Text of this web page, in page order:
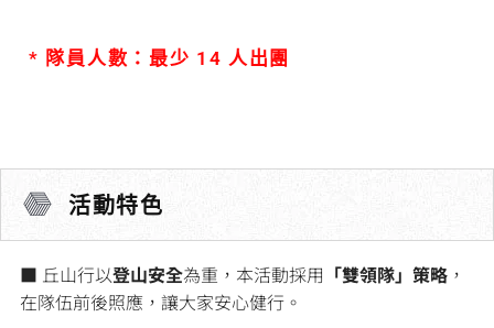
* 隊員人數：最少 14 人出團
活動特色
■ 丘山行以登山安全為重，本活動採用 「雙領隊」策略 ，
在隊伍前後照應，讓大家安心健行。